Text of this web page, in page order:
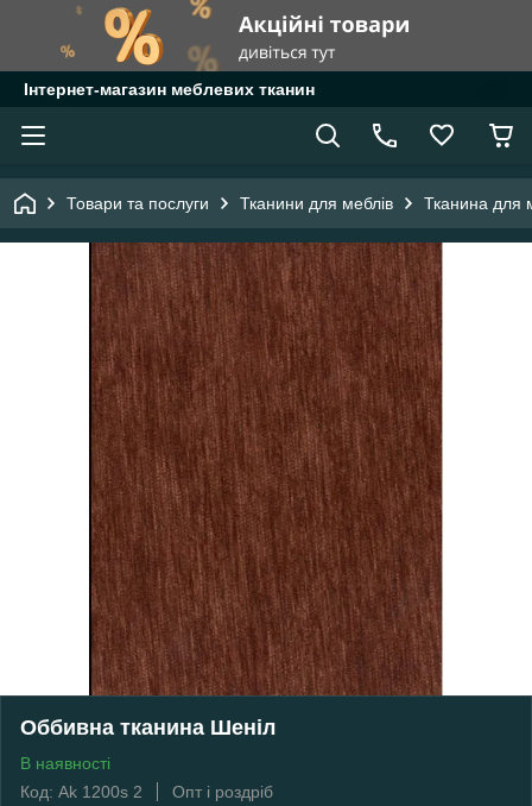
Інтернет-магазин меблевих тканин
Товари та послуги Тканини для меблів Тканина для
Оббивна тканина Шеніл
В наявності
Код: Ak 1200s 2
Опт і роздріб